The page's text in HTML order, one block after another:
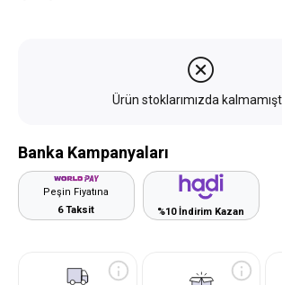
Ürün stoklarımızda
Banka Kampanyaları
Peşin Fiyatına
6 Taksit
%10 İndirim Kazan